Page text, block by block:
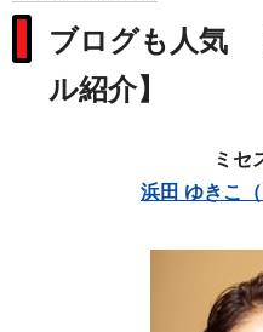
ブログも人気
ル紹介】
ミセ
浜田 ゆきこ